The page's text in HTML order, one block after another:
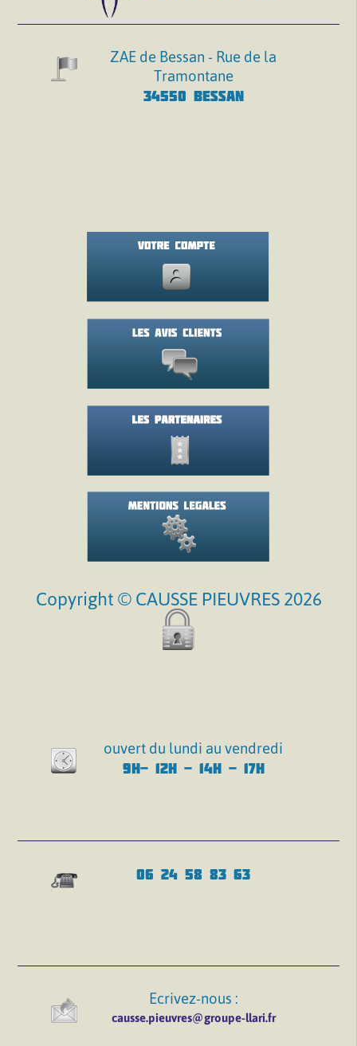
ZAE de Bessan - Rue de la
Tramontane
34550 BESSAN
Copyright © CAUSSE PIEUVRES 2026
ouvert du lundi au vendredi
9H- 12H - 14H - 17H
06 24 58 83 63
Ecrivez-nous :
causse.pieuvres@groupe-llari.fr